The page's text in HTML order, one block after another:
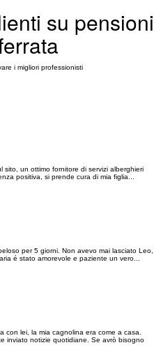
su pensioni
i migliori professionisti
un ottimo fornitore di servizi alberghieri
positiva, si prende cura di mia figlia...
per 5 giorni. Non avevo mai lasciato Leo,
é stato amorevole e paziente un vero...
con lei, la mia cagnolina era come a casa.
inviato notizie quotidiane. Se avrò bisogno